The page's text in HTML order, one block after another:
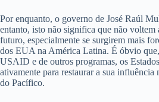
Por enquanto, o governo de José Raúl
entanto, isto não significa que não voltem
futuro, especialmente se surgirem mais
dos EUA na América Latina. É óbvio que,
USAID e de outros programas, os
ativamente para restaurar a sua
do Pacífico.